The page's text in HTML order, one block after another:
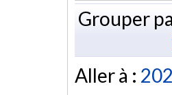
Grouper
Aller à :